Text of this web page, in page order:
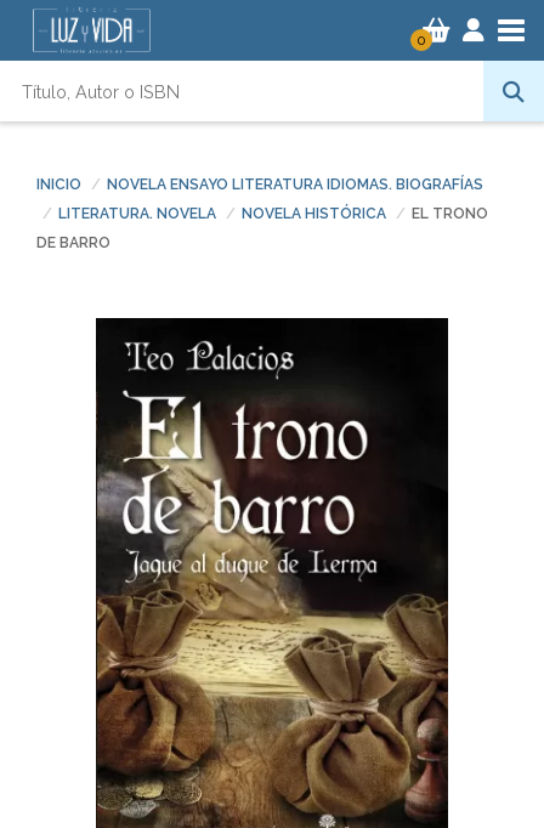
0
INICIO
NOVELA ENSAYO LITERATURA IDIOMAS. BIOGRAFÍAS
LITERATURA. NOVELA
NOVELA HISTÓRICA
EL TRONO
DE BARRO